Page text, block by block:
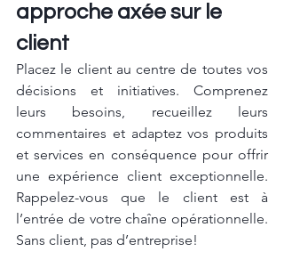
approche axée sur le
client
Placez le client au centre de toutes vos
décisions et initiatives. Comprenez
leurs besoins, recueillez leurs
commentaires et adaptez vos produits
et services en conséquence pour offrir
une expérience client exceptionnelle.
Rappelez-vous que le client est à
l’entrée de votre chaîne opérationnelle.
Sans client, pas d’entreprise!